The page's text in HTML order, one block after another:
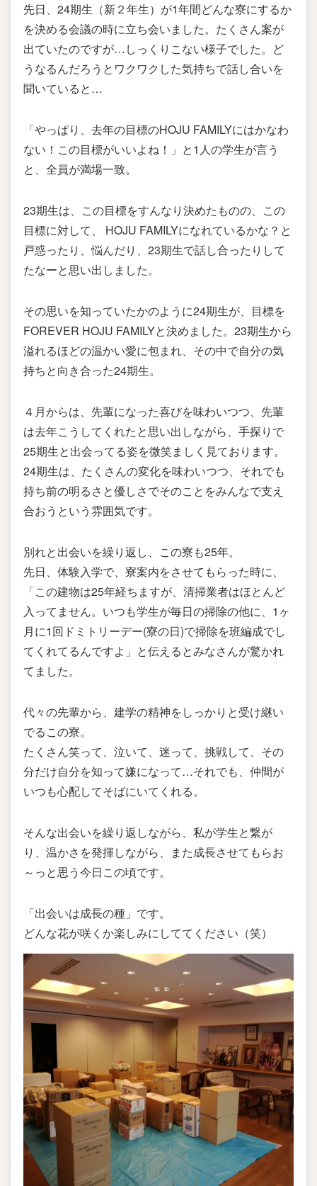
先日、24期生（新２年生）が1年間どんな寮にするか
を決める会議の時に立ち会いました。たくさん案が
出ていたのですが…しっくりこない様子でした。ど
うなるんだろうとワクワクした気持ちで話し合いを
聞いていると…
「やっぱり、去年の目標のHOJU FAMILYにはかなわ
ない！この目標がいいよね！」と1人の学生が言う
と、全員が満場一致。
23期生は、この目標をすんなり決めたものの、この
目標に対して、 HOJU FAMILYになれているかな？と
戸惑ったり、悩んだり、23期生で話し合ったりして
たなーと思い出しました。
その思いを知っていたかのように24期生が、目標を
FOREVER HOJU FAMILYと決めました。23期生から
溢れるほどの温かい愛に包まれ、その中で自分の気
持ちと向き合った24期生。
４月からは、先輩になった喜びを味わいつつ、先輩
は去年こうしてくれたと思い出しながら、手探りで
25期生と出会ってる姿を微笑ましく見ております。
24期生は、たくさんの変化を味わいつつ、それでも
持ち前の明るさと優しさでそのことをみんなで支え
合おうという雰囲気です。
別れと出会いを繰り返し、この寮も25年。
先日、体験入学で、寮案内をさせてもらった時に、
「この建物は25年経ちますが、清掃業者はほとんど
入ってません。いつも学生が毎日の掃除の他に、1ヶ
月に1回ドミトリーデー(寮の日)で掃除を班編成でし
てくれてるんですよ」と伝えるとみなさんが驚かれ
てました。
代々の先輩から、建学の精神をしっかりと受け継い
でるこの寮。
たくさん笑って、泣いて、迷って、挑戦して、その
分だけ自分を知って嫌になって…それでも、仲間が
いつも心配してそばにいてくれる。
そんな出会いを繰り返しながら、私が学生と繋が
り、温かさを発揮しながら、また成長させてもらお
～っと思う今日この頃です。
「出会いは成長の種」です。
どんな花が咲くか楽しみにしててください（笑）